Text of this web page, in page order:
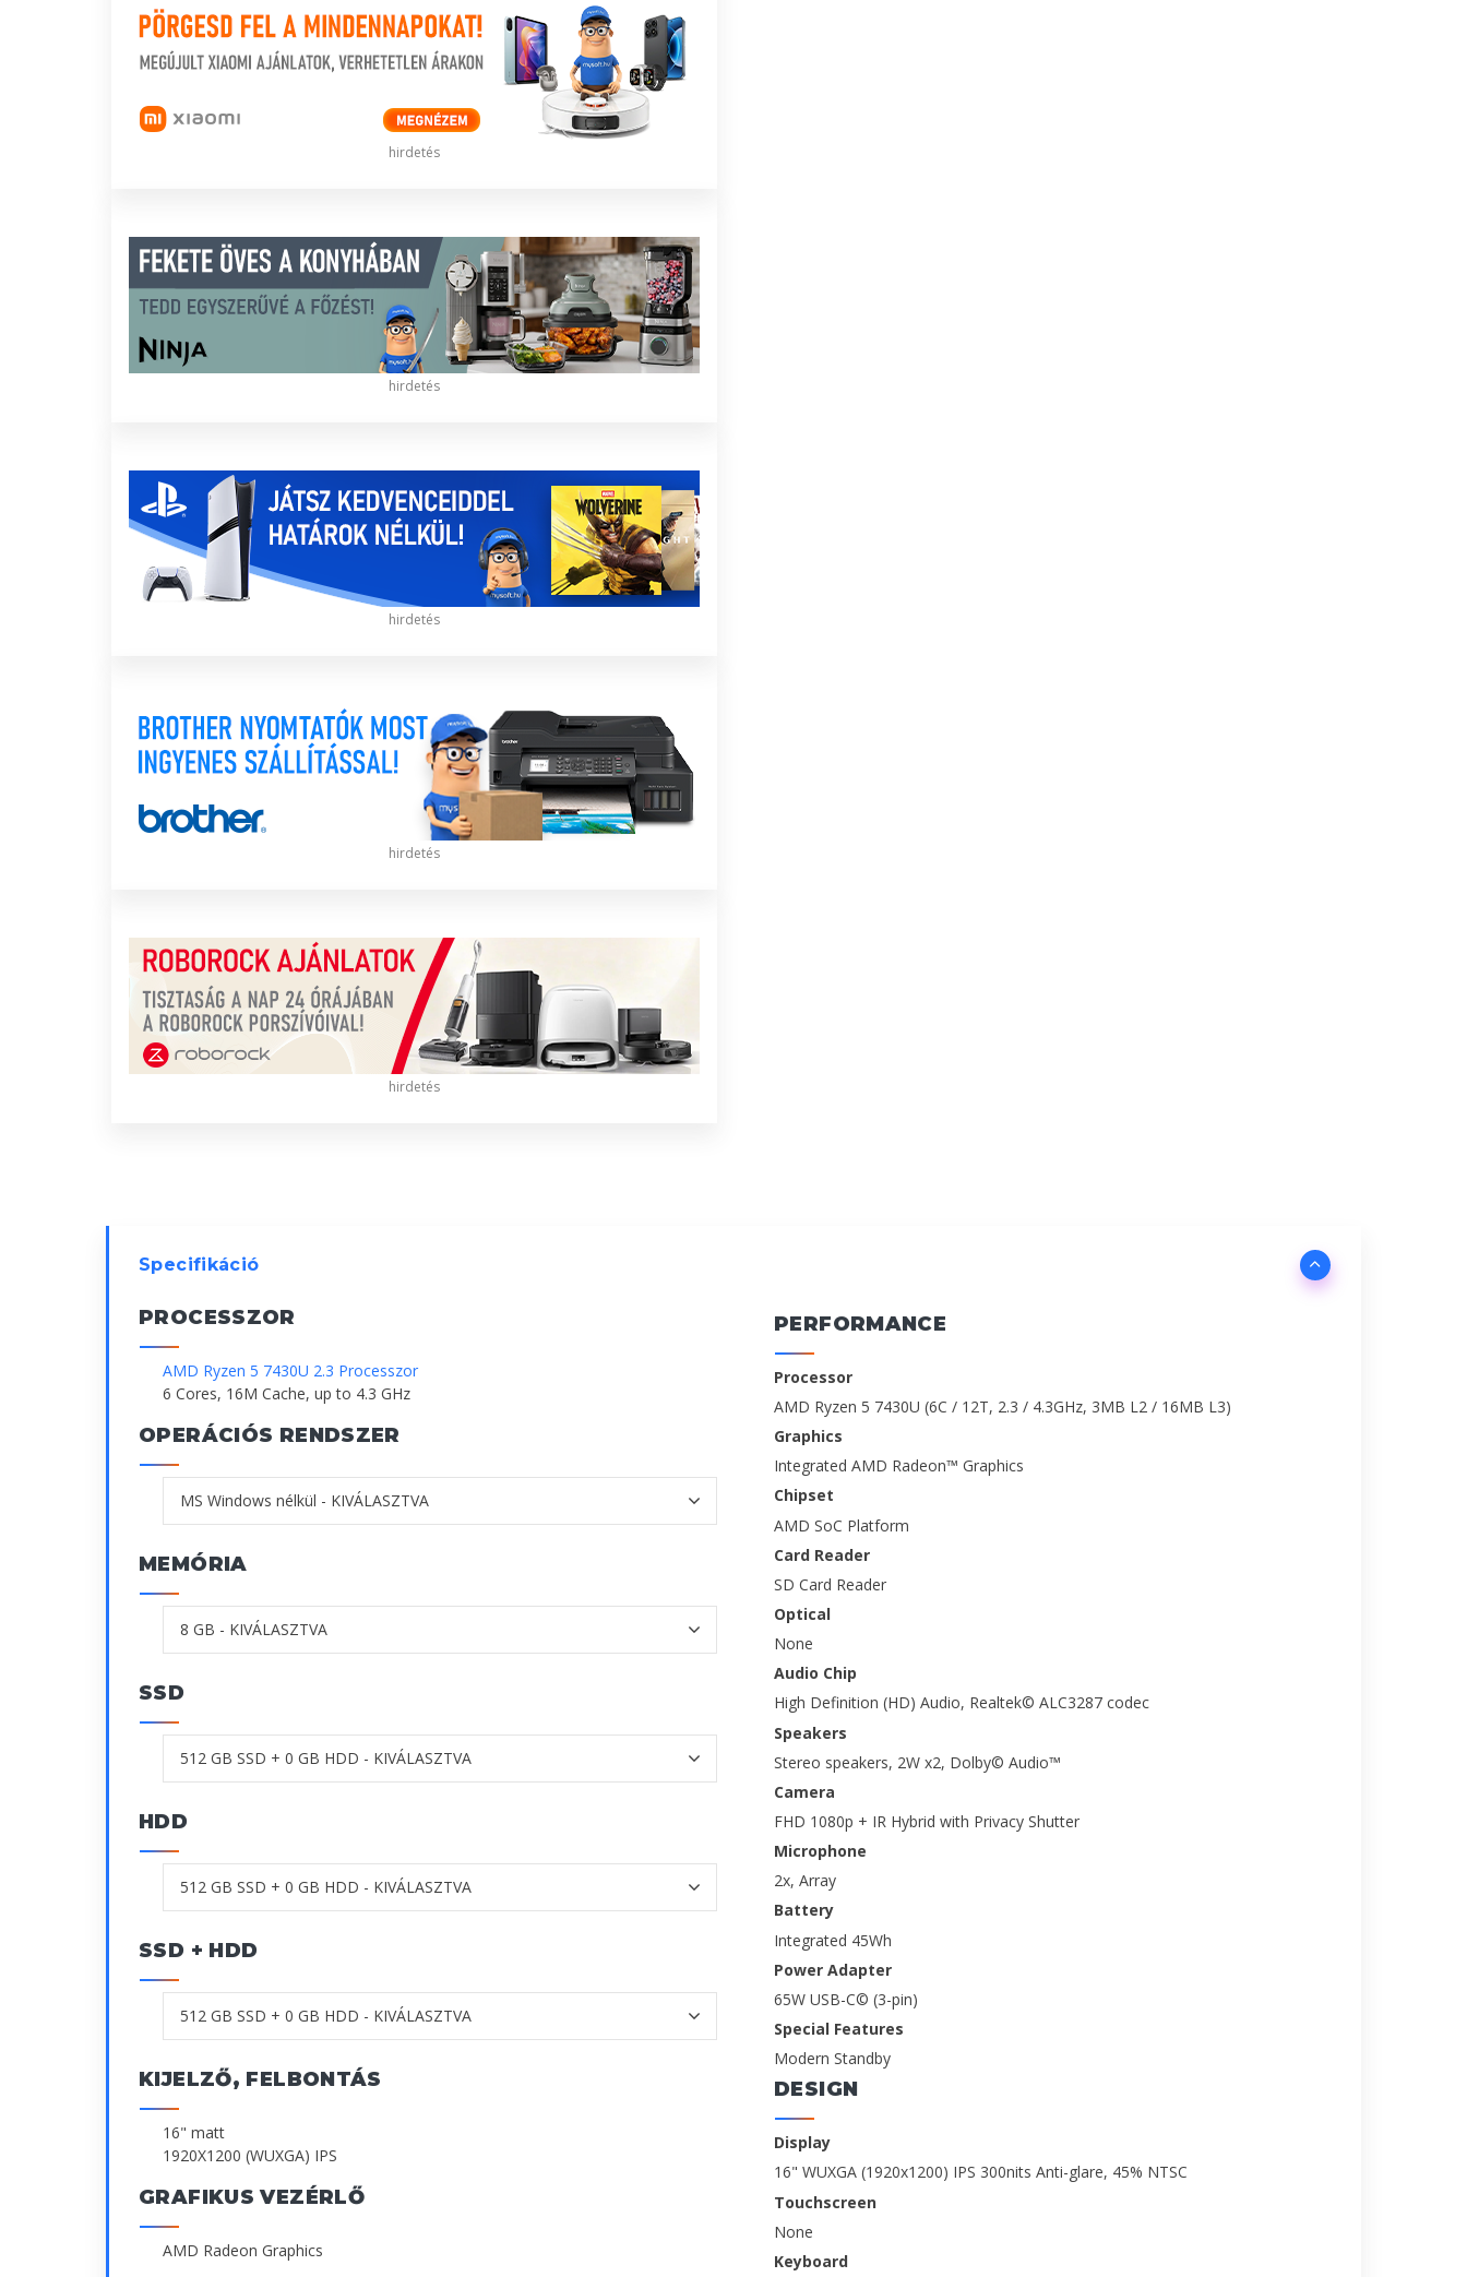
hirdetés
hirdetés
hirdetés
hirdetés
hirdetés
Specifikáció
PROCESSZOR
AMD Ryzen 5 7430U 2.3 Processzor
6 Cores, 16M Cache, up to 4.3 GHz
OPERÁCIÓS RENDSZER
MEMÓRIA
SSD
HDD
SSD + HDD
KIJELZŐ, FELBONTÁS
16" matt
1920X1200 (WUXGA) IPS
GRAFIKUS VEZÉRLŐ
AMD Radeon Graphics
PERFORMANCE
Processor
AMD Ryzen 5 7430U (6C / 12T, 2.3 / 4.3GHz, 3MB L2 / 16MB L3)
Graphics
Integrated AMD Radeon™ Graphics
Chipset
AMD SoC Platform
Card Reader
SD Card Reader
Optical
None
Audio Chip
High Definition (HD) Audio, Realtek© ALC3287 codec
Speakers
Stereo speakers, 2W x2, Dolby© Audio™
Camera
FHD 1080p + IR Hybrid with Privacy Shutter
Microphone
2x, Array
Battery
Integrated 45Wh
Power Adapter
65W USB-C© (3-pin)
Special Features
Modern Standby
DESIGN
Display
16" WUXGA (1920x1200) IPS 300nits Anti-glare, 45% NTSC
Touchscreen
None
Keyboard